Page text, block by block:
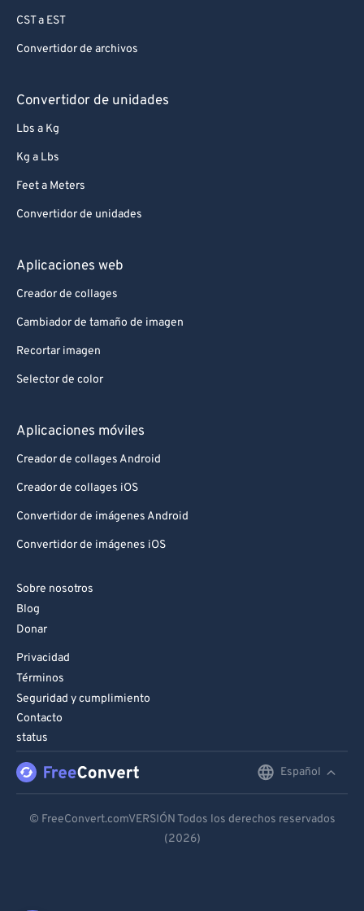
CST a EST
Convertidor de archivos
Convertidor de unidades
Lbs a Kg
Kg a Lbs
Feet a Meters
Convertidor de unidades
Aplicaciones web
Creador de collages
Cambiador de tamaño de imagen
Recortar imagen
Selector de color
Aplicaciones móviles
Creador de collages Android
Creador de collages iOS
Convertidor de imágenes Android
Convertidor de imágenes iOS
Sobre nosotros
Blog
Donar
Privacidad
Términos
Seguridad y cumplimiento
Contacto
status
Español
Español
© FreeConvert.comVERSIÓN Todos los derechos reservados
(2026)